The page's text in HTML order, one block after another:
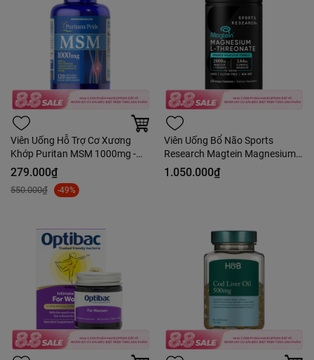
Viên Uống Hỗ Trợ Cơ Xương
Khớp Puritan MSM 1000mg -
120 Viên
279.000₫
550.000₫ -49%
Viên Uống Bổ Não Sports
Research Magtein Magnesium
L-Threonate 2000mg 135 Viên -
Hàng Costco
1.050.000₫